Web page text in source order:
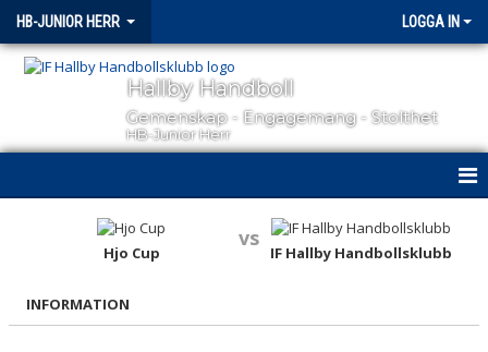
HB-JUNIOR HERR LOGGA IN
Hallby Handboll
Gemenskap - Engagemang - Stolthet
HB-Junior Herr
KALENDER
Hjo Cup
vs
IF Hallby Handbollsklubb
INFORMATION